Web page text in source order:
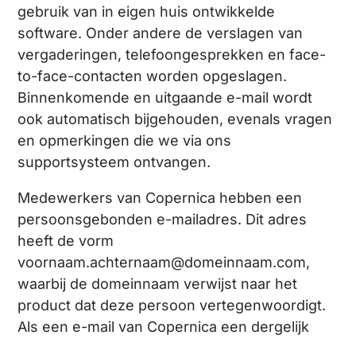
gebruik van in eigen huis ontwikkelde
software. Onder andere de verslagen van
vergaderingen, telefoongesprekken en face-
to-face-contacten worden opgeslagen.
Binnenkomende en uitgaande e-mail wordt
ook automatisch bijgehouden, evenals vragen
en opmerkingen die we via ons
supportsysteem ontvangen.
Medewerkers van Copernica hebben een
persoonsgebonden e-mailadres. Dit adres
heeft de vorm
voornaam.achternaam@domeinnaam.com,
waarbij de domeinnaam verwijst naar het
product dat deze persoon vertegenwoordigt.
Als een e-mail van Copernica een dergelijk